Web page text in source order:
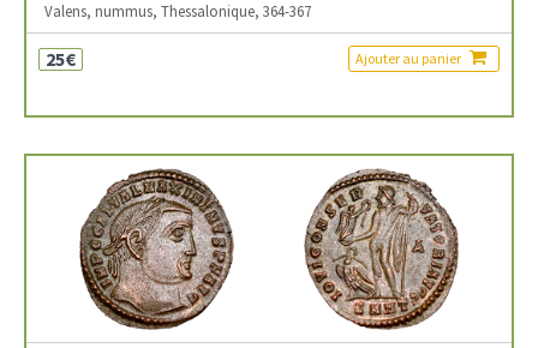
Valens, nummus, Thessalonique, 364-367
25€ Ajouter au panier